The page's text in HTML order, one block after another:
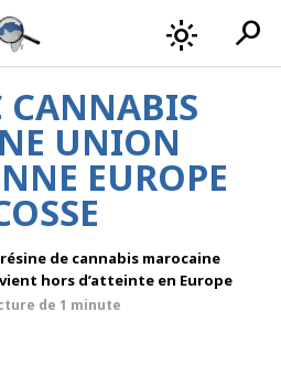
light_mode search
CANNABIS
UNION
EUROPE
résine de cannabis marocaine
hors d’atteinte en Europe
de 1 minute